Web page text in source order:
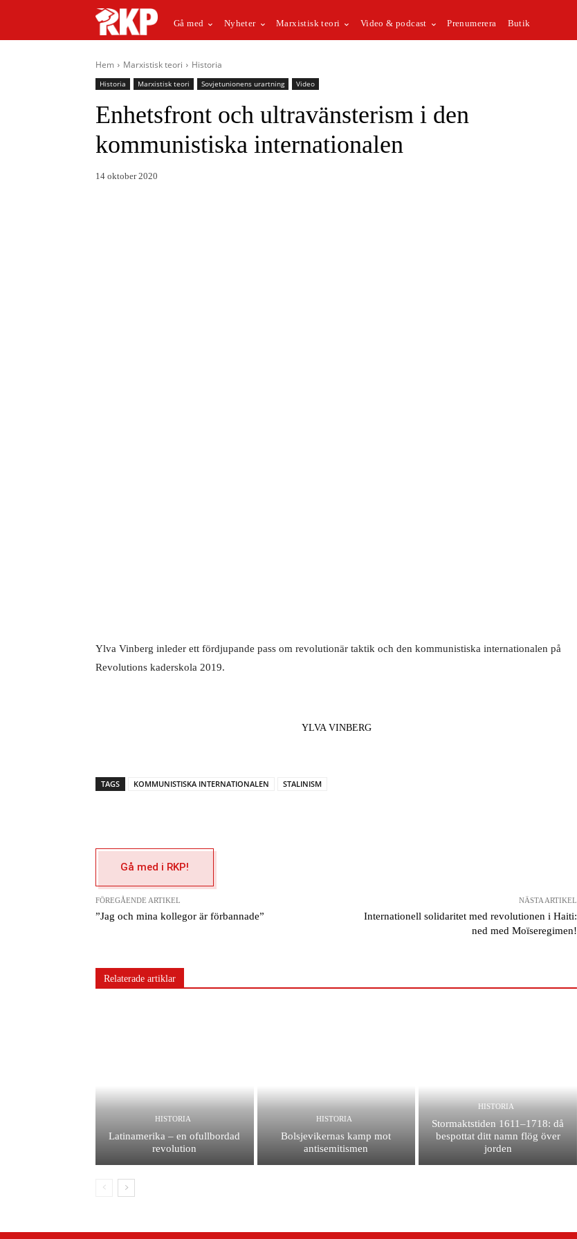
Gå med Nyheter Marxistisk teori Video & podcast Prenumerera Butik
Hem Marxistisk teori Historia
Historia Marxistisk teori Sovjetunionens urartning Video
Enhetsfront och ultravänsterism i den
kommunistiska internationalen
14 oktober 2020
Ylva Vinberg inleder ett fördjupande pass om revolutionär taktik och den kommunistiska internationalen på
Revolutions kaderskola 2019.
YLVA VINBERG
TAGS KOMMUNISTISKA INTERNATIONALEN STALINISM
Gå med i RKP!
FÖREGÅENDE ARTIKEL
”Jag och mina kollegor är förbannade”
NÄSTA ARTIKEL
Internationell solidaritet med revolutionen i Haiti:
ned med Moïseregimen!
Relaterade artiklar
HISTORIA
Latinamerika – en ofullbordad
revolution
HISTORIA
Bolsjevikernas kamp mot
antisemitismen
HISTORIA
Stormaktstiden 1611–1718: då
bespottat ditt namn flög över
jorden